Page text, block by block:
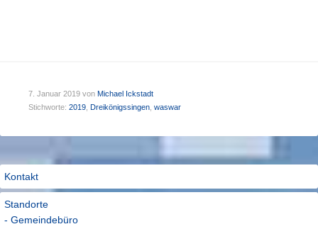
7. Januar 2019 von Michael Ickstadt
Stichworte: 2019 Dreikönigssingen waswar
Kontakt
Standorte
- Gemeindebüro